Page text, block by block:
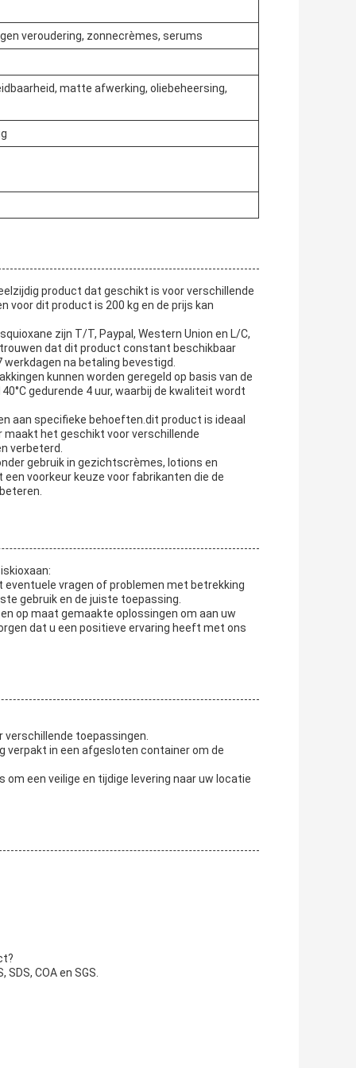
veroudering, zonnecrèmes, serums
matte afwerking, oliebeheersing,
product dat geschikt is voor verschillende
voor dit product is 200 kg en de prijs kan
zijn T/T, Paypal, Western Union en L/C,
dat dit product constant beschikbaar
na betaling bevestigd.
kunnen worden geregeld op basis van de
gedurende 4 uur, waarbij de kwaliteit wordt
aan specifieke behoeften.dit product is ideaal
maakt het geschikt voor verschillende
verbeterd.
gebruik in gezichtscrèmes, lotions en
voorkeur keuze voor fabrikanten die de
vragen of problemen met betrekking
gebruik en de juiste toepassing.
op maat gemaakte oplossingen om aan uw
dat u een positieve ervaring heeft met ons
verschillende toepassingen.
verpakt in een afgesloten container om de
een veilige en tijdige levering naar uw locatie
COA en SGS.